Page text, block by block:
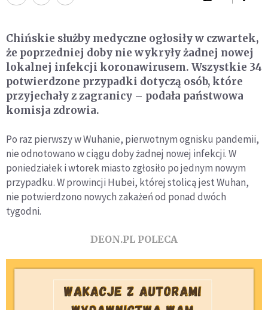
Chińskie służby medyczne ogłosiły w czwartek,
że poprzedniej doby nie wykryły żadnej nowej
lokalnej infekcji koronawirusem. Wszystkie 34
potwierdzone przypadki dotyczą osób, które
przyjechały z zagranicy – podała państwowa
komisja zdrowia.
Po raz pierwszy w Wuhanie, pierwotnym ognisku pandemii,
nie odnotowano w ciągu doby żadnej nowej infekcji. W
poniedziałek i wtorek miasto zgłosiło po jednym nowym
przypadku. W prowincji Hubei, której stolicą jest Wuhan,
nie potwierdzono nowych zakażeń od ponad dwóch
tygodni.
DEON.PL POLECA